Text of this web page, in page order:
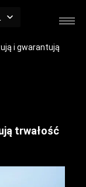
i gwarantują
trwałość